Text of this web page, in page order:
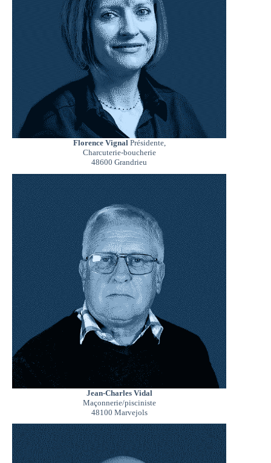
Florence VignalPrésidente,
Charcuterie-boucherie
48600 Grandrieu
Jean-Charles Vidal
Maçonnerie/pisciniste
48100 Marvejols